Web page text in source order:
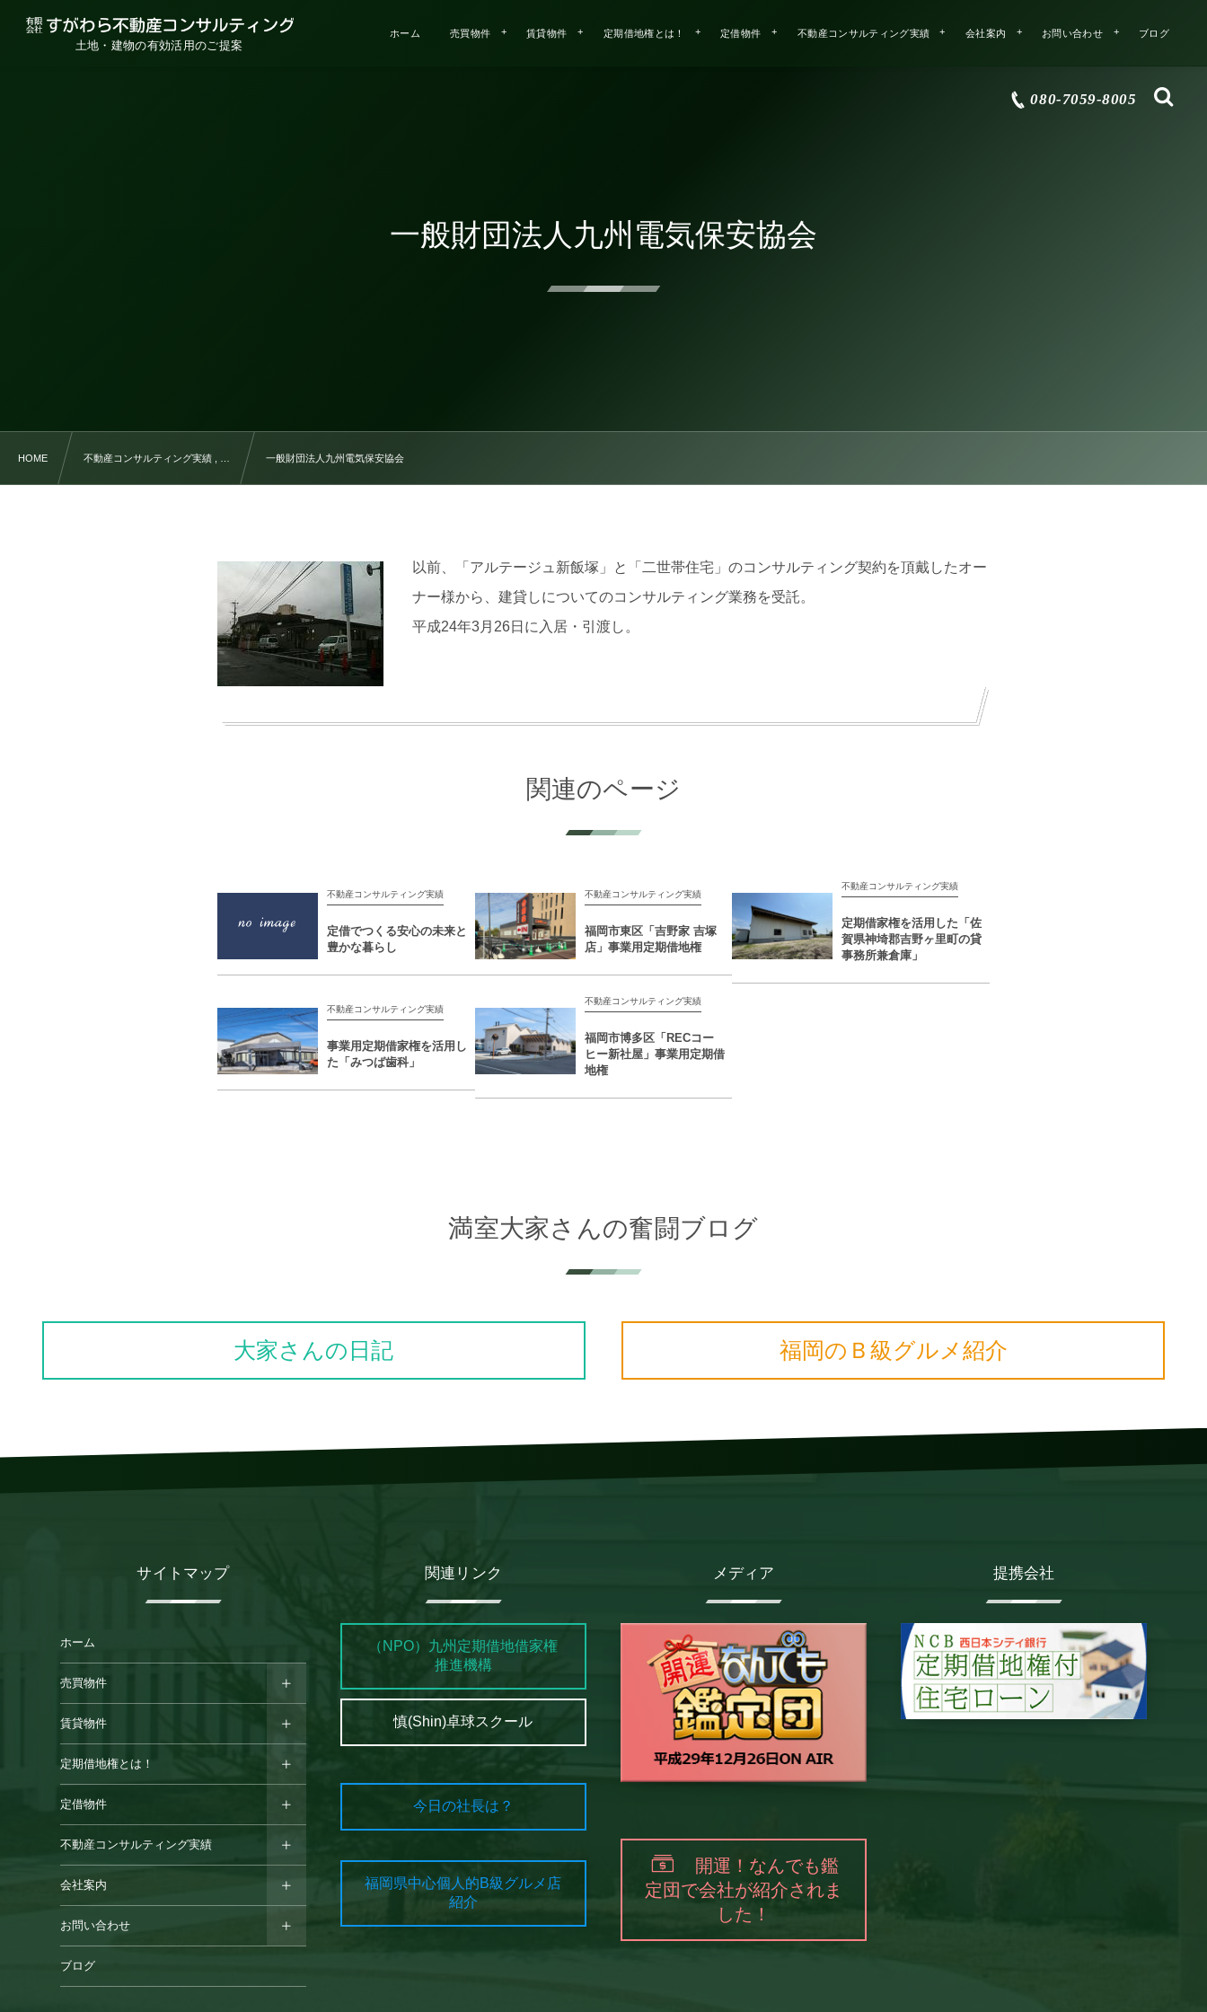
土地・建物の有効活用のご提案
ホーム 売買物件 賃貸物件 定期借地権とは！ 定借物件 不動産コンサルティング実績 会社案内 お問い合わせ ブログ
080-7059-8005
一般財団法人九州電気保安協会
HOME 不動産コンサルティング実績 , … 一般財団法人九州電気保安協会
以前、「アルテージュ新飯塚」と「二世帯住宅」のコンサルティング契約を頂戴したオー
ナー様から、建貸しについてのコンサルティング業務を受託。
平成24年3月26日に入居・引渡し。
関連のページ
不動産コンサルティング実績
定借でつくる安心の未来と
豊かな暮らし
不動産コンサルティング実績
福岡市東区「吉野家 吉塚
店」事業用定期借地権
不動産コンサルティング実績
定期借家権を活用した「佐
賀県神埼郡吉野ヶ里町の貸
事務所兼倉庫」
不動産コンサルティング実績
事業用定期借家権を活用し
た「みつば歯科」
不動産コンサルティング実績
福岡市博多区「RECコー
ヒー新社屋」事業用定期借
地権
満室大家さんの奮闘ブログ
大家さんの日記 福岡のＢ級グルメ紹介
サイトマップ
ホーム
売買物件
賃貸物件
定期借地権とは！
定借物件
不動産コンサルティング実績
会社案内
お問い合わせ
ブログ
関連リンク
（NPO）九州定期借地借家権
推進機構
慎(Shin)卓球スクール
今日の社長は？
福岡県中心個人的B級グルメ店
紹介
メディア
開運！なんでも鑑
定団で会社が紹介されま
した！
提携会社